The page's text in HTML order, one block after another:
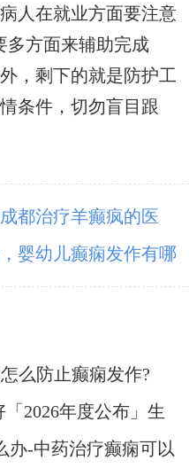
人在就业方面要注意
多方面来辅助完成
，剩下的就是防护工
条件，切勿盲目跟
都治疗羊癫疯的医
婴幼儿癫痫发作有哪
么防止癫痫发作?
2026年度公布」生
有哪些?
办-中药治疗癫痫可以